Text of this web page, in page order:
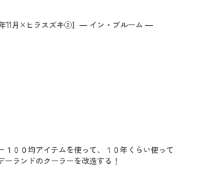
年11月×ヒラスズキ②】― イン・ブルーム ―
１００均アイテムを使って、１０年くらい使って
ーランドのクーラーを改造する！